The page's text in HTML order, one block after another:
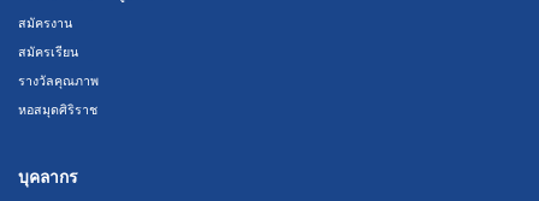
สมัครงาน
สมัครเรียน
รางวัลคุณภาพ
หอสมุดศิริราช
บุคลากร